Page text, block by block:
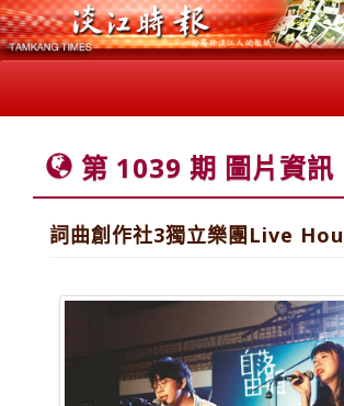
第 1039 期 圖片資訊
詞曲創作社3獨立樂團Live